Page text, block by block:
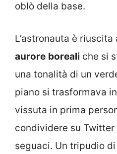
oblò della base.
L’astronauta è
aurore boreali che si
una tonalità di un
piano si trasformava
vissuta in prima
condividere su
seguaci. Un tripudio